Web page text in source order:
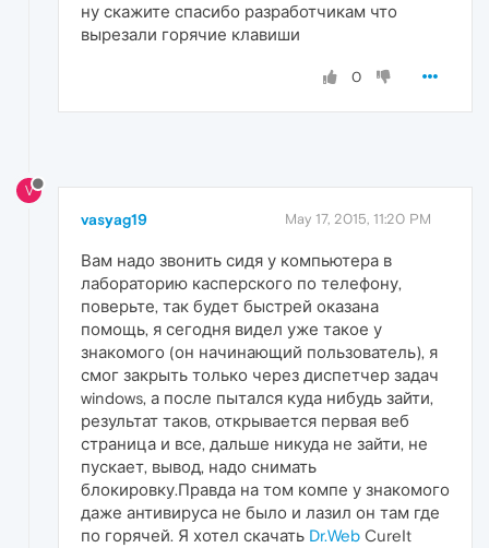
ну скажите спасибо разработчикам что
вырезали горячие клавиши
0
V
vasyag19 May 17, 2015, 11:20 PM
Вам надо звонить сидя у компьютера в
лабораторию касперского по телефону,
поверьте, так будет быстрей оказана
помощь, я сегодня видел уже такое у
знакомого (он начинающий пользователь), я
смог закрыть только через диспетчер задач
windows, а после пытался куда нибудь зайти,
результат таков, открывается первая веб
страница и все, дальше никуда не зайти, не
пускает, вывод, надо снимать
блокировку.Правда на том компе у знакомого
даже антивируса не было и лазил он там где
по горячей. Я хотел скачать Dr.Web CureIt